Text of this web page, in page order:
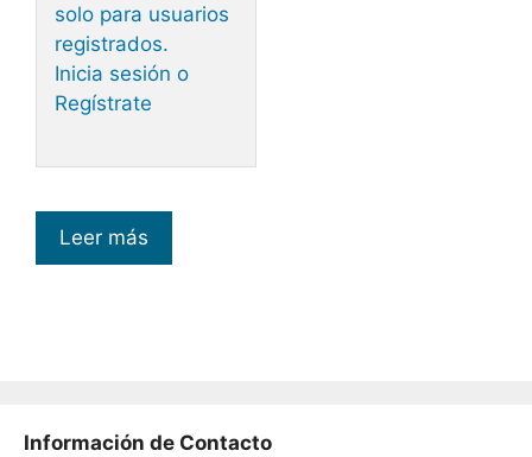
solo para usuarios
registrados.
Inicia sesión o
Regístrate
Leer más
Información de Contacto